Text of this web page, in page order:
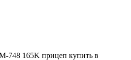
748 165K прицеп купить в